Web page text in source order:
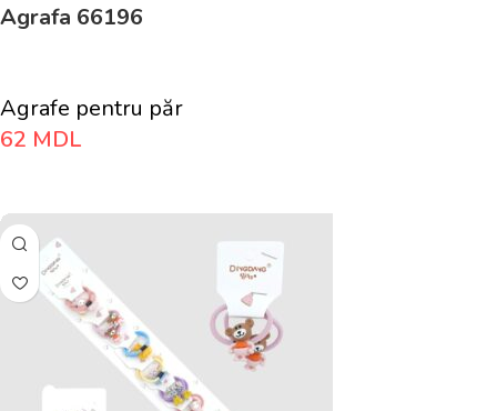
Agrafa 66196
Agrafe pentru păr
62 MDL